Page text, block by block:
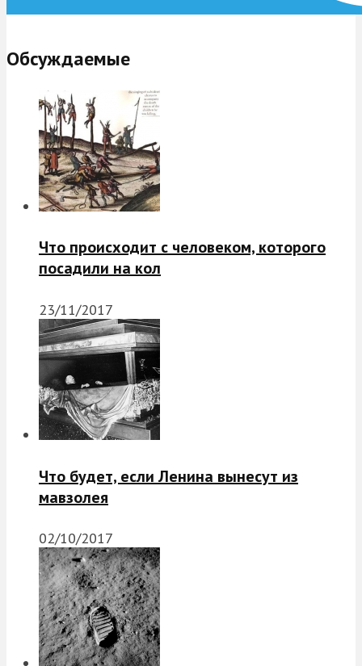
Обсуждаемые
Что происходит с человеком, которого
посадили на кол
23/11/2017
Что будет, если Ленина вынесут из
мавзолея
02/10/2017